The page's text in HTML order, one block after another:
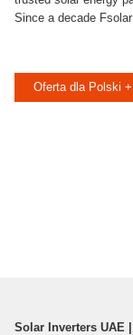
Since a decade
Oferta dla Polski +
Solar Inverters UAE